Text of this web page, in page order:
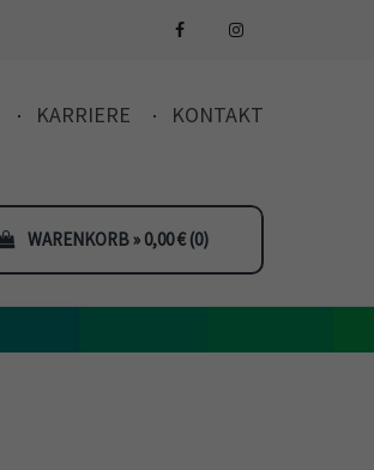
KARRIERE KONTAKT
WARENKORB » 0,00€(0)